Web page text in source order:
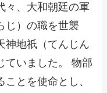
々、大和朝廷の軍
じ）の職を世襲
神地祇（てんじん
ていました。 物部
とを使命とし、